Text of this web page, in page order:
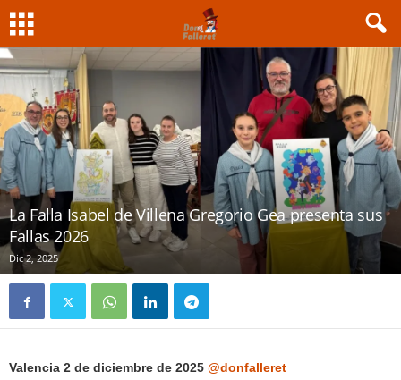
La Falla Isabel de Villena Gregorio Gea presenta sus
Fallas 2026
Dic 2, 2025
Valencia 2 de diciembre de 2025 @donfalleret